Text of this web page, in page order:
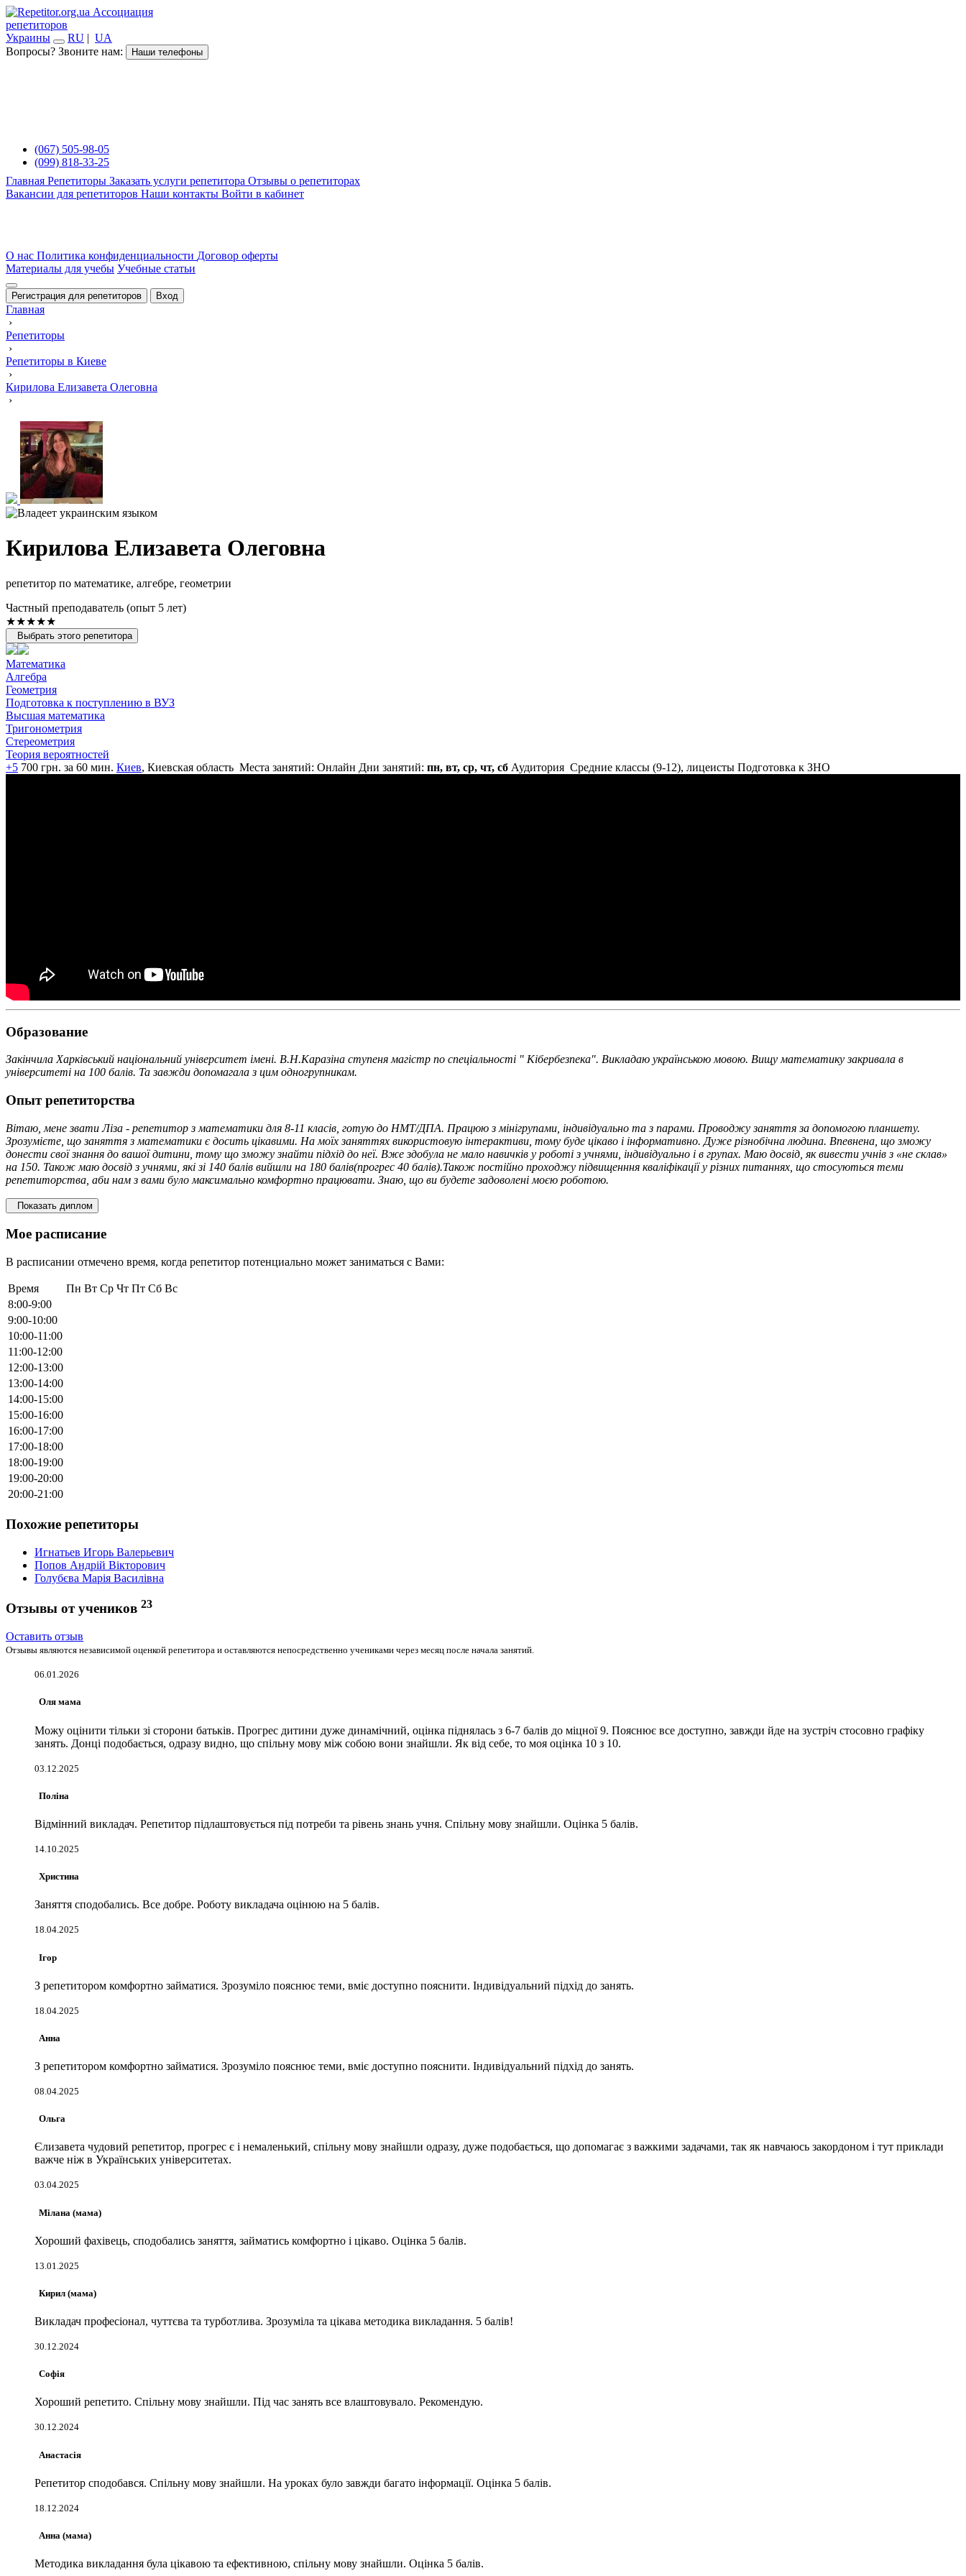
Ассоциация
репетиторов
Украины
RU | UA
Вопросы? Звоните нам:
Наши телефоны
(067) 505-98-05
(099) 818-33-25
Главная Репетиторы Заказать услуги репетитора Отзывы о репетиторах
Вакансии для репетиторов Наши контакты Войти в кабинет
О нас Политика конфиденциальности Договор оферты
Материалы для учебы Учебные статьи
Регистрация для репетиторов Вход
Главная
›
Репетиторы
›
Репетиторы в Киеве
›
Кирилова Елизавета Олеговна
›
Кирилова Елизавета Олеговна
репетитор по математике, алгебре, геометрии
Частный преподаватель (опыт 5 лет)
★★★★★
Выбрать этого репетитора
Математика
Алгебра
Геометрия
Подготовка к поступлению в ВУЗ
Высшая математика
Тригонометрия
Стереометрия
Теория вероятностей
+5 700 грн. за 60 мин. Киев, Киевская область Места занятий: Онлайн Дни занятий: пн, вт, ср, чт, сб Аудитория Средние классы (9-12), лицеисты Подготовка к ЗНО
Образование
Закінчила Харківський національний університет імені. В.Н.Каразіна ступеня магістр по спеціальності " Кібербезпека". Викладаю українською мовою. Вищу математику закривала в
університеті на 100 балів. Та завжди допомагала з цим одногрупникам.
Опыт репетиторства
Вітаю, мене звати Ліза - репетитор з математики для 8-11 класів, готую до НМТ/ДПА. Працюю з мінігрупами, індивідуально та з парами. Проводжу заняття за допомогою планшету.
Зрозумієте, що заняття з математики є досить цікавими. На моїх заняттях використовую інтерактиви, тому буде цікаво і інформативно. Дуже різнобічна людина. Впевнена, що зможу
донести свої знання до вашої дитини, тому що зможу знайти підхід до неї. Вже здобула не мало навичків у роботі з учнями, індивідуально і в групах. Маю досвід, як вивести учнів з «не склав»
на 150. Також маю досвід з учнями, які зі 140 балів вийшли на 180 балів(прогрес 40 балів).Також постійно проходжу підвищенння кваліфікації у різних питаннях, що стосуються теми
репетиторства, аби нам з вами було максимально комфортно працювати. Знаю, що ви будете задоволені моєю роботою.
Показать диплом
Мое расписание
В расписании отмечено время, когда репетитор потенциально может заниматься с Вами:
Время Пн Вт Ср Чт Пт Сб Вс
8:00-9:00
9:00-10:00
10:00-11:00
11:00-12:00
12:00-13:00
13:00-14:00
14:00-15:00
15:00-16:00
16:00-17:00
17:00-18:00
18:00-19:00
19:00-20:00
20:00-21:00
Похожие репетиторы
Игнатьев Игорь Валерьевич
Попов Андрій Вікторович
Голубєва Марія Василівна
Отзывы от учеников 23
Оставить отзыв
Отзывы являются независимой оценкой репетитора и оставляются непосредственно учениками через месяц после начала занятий.
06.01.2026
Оля мама
Можу оцінити тільки зі сторони батьків. Прогрес дитини дуже динамічний, оцінка піднялась з 6-7 балів до міцної 9. Пояснює все доступно, завжди йде на зустріч стосовно графіку
занять. Донці подобається, одразу видно, що спільну мову між собою вони знайшли. Як від себе, то моя оцінка 10 з 10.
03.12.2025
Поліна
Відмінний викладач. Репетитор підлаштовується під потреби та рівень знань учня. Спільну мову знайшли. Оцінка 5 балів.
14.10.2025
Христина
Заняття сподобались. Все добре. Роботу викладача оцінюю на 5 балів.
18.04.2025
Ігор
З репетитором комфортно займатися. Зрозуміло пояснює теми, вміє доступно пояснити. Індивідуальний підхід до занять.
18.04.2025
Анна
З репетитором комфортно займатися. Зрозуміло пояснює теми, вміє доступно пояснити. Індивідуальний підхід до занять.
08.04.2025
Ольга
Єлизавета чудовий репетитор, прогрес є і немаленький, спільну мову знайшли одразу, дуже подобається, що допомагає з важкими задачами, так як навчаюсь закордоном і тут приклади
важче ніж в Українських університетах.
03.04.2025
Мілана (мама)
Хороший фахівець, сподобались заняття, займатись комфортно і цікаво. Оцінка 5 балів.
13.01.2025
Кирил (мама)
Викладач професіонал, чуттєва та турботлива. Зрозуміла та цікава методика викладання. 5 балів!
30.12.2024
Софія
Хороший репетито. Спільну мову знайшли. Під час занять все влаштовувало. Рекомендую.
30.12.2024
Анастасія
Репетитор сподобався. Спільну мову знайшли. На уроках було завжди багато інформації. Оцінка 5 балів.
18.12.2024
Анна (мама)
Методика викладання була цікавою та ефективною, спільну мову знайшли. Оцінка 5 балів.